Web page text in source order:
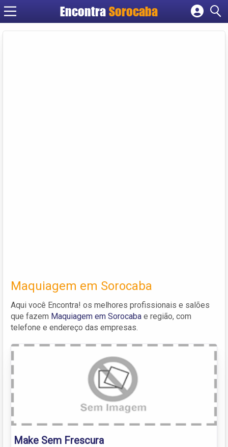
EncontraSorocaba
Cadastrar empresa
Maquiagem em Sorocaba
Aqui você Encontra! os melhores profissionais e salões
que fazem Maquiagem em Sorocaba e região, com
telefone e endereço das empresas.
Make Sem Frescura